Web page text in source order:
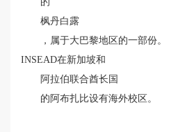
枫丹白露
，属于大巴黎地区的一部份。
INSEAD在新加坡和
阿拉伯联合酋长国
的阿布扎比设有海外校区。